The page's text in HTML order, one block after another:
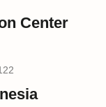
Center